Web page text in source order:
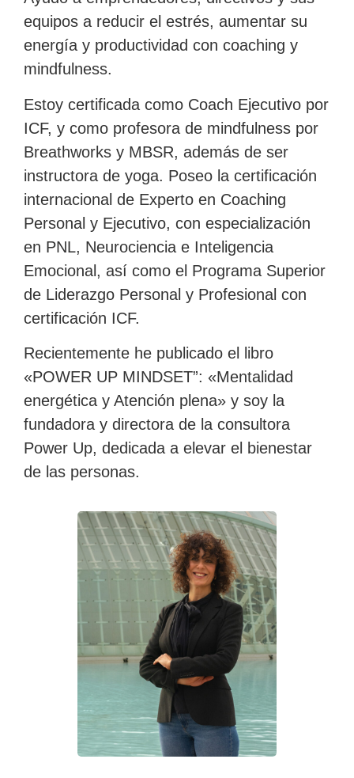
equipos a reducir el estrés, aumentar su
energía y productividad con coaching y
mindfulness.
Estoy certificada como Coach Ejecutivo por
ICF, y como profesora de mindfulness por
Breathworks y MBSR, además de ser
instructora de yoga. Poseo la certificación
internacional de Experto en Coaching
Personal y Ejecutivo, con especialización
en PNL, Neurociencia e Inteligencia
Emocional, así como el Programa Superior
de Liderazgo Personal y Profesional con
certificación ICF.
Recientemente he publicado el libro
«POWER UP MINDSET”: «Mentalidad
energética y Atención plena» y soy la
fundadora y directora de la consultora
Power Up, dedicada a elevar el bienestar
de las personas.